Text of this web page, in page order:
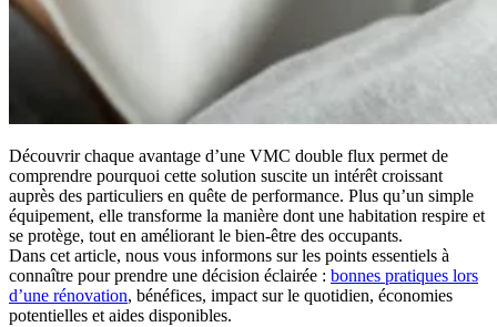
Découvrir chaque avantage d’une VMC double flux permet de
comprendre pourquoi cette solution suscite un intérêt croissant
auprès des particuliers en quête de performance. Plus qu’un simple
équipement, elle transforme la manière dont une habitation respire et
se protège, tout en améliorant le bien‑être des occupants.
Dans cet article, nous vous informons sur les points essentiels à
connaître pour prendre une décision éclairée : bonnes pratiques lors
d’une rénovation, bénéfices, impact sur le quotidien, économies
potentielles et aides disponibles.